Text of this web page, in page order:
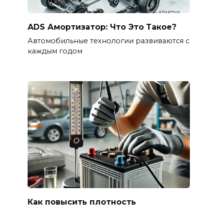
ADS Амортизатор: Что Это Такое?
Автомобильные технологии развиваются с
каждым годом
Как повысить плотность